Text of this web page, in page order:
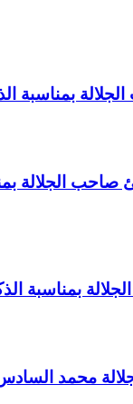
27 لعيد العرش
صاحب
27 لعيد العرش
نصره الله